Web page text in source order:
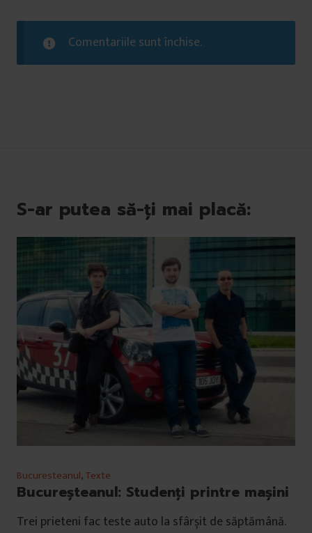
Comentariile sunt închise.
S-ar putea să-ți mai placă:
Bucuresteanul,Texte
Bucureşteanul: Studenţi printre maşini
Trei prieteni fac teste auto la sfârșit de săptămână.